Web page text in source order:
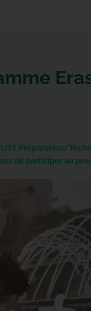
Préparateur/
de participer au